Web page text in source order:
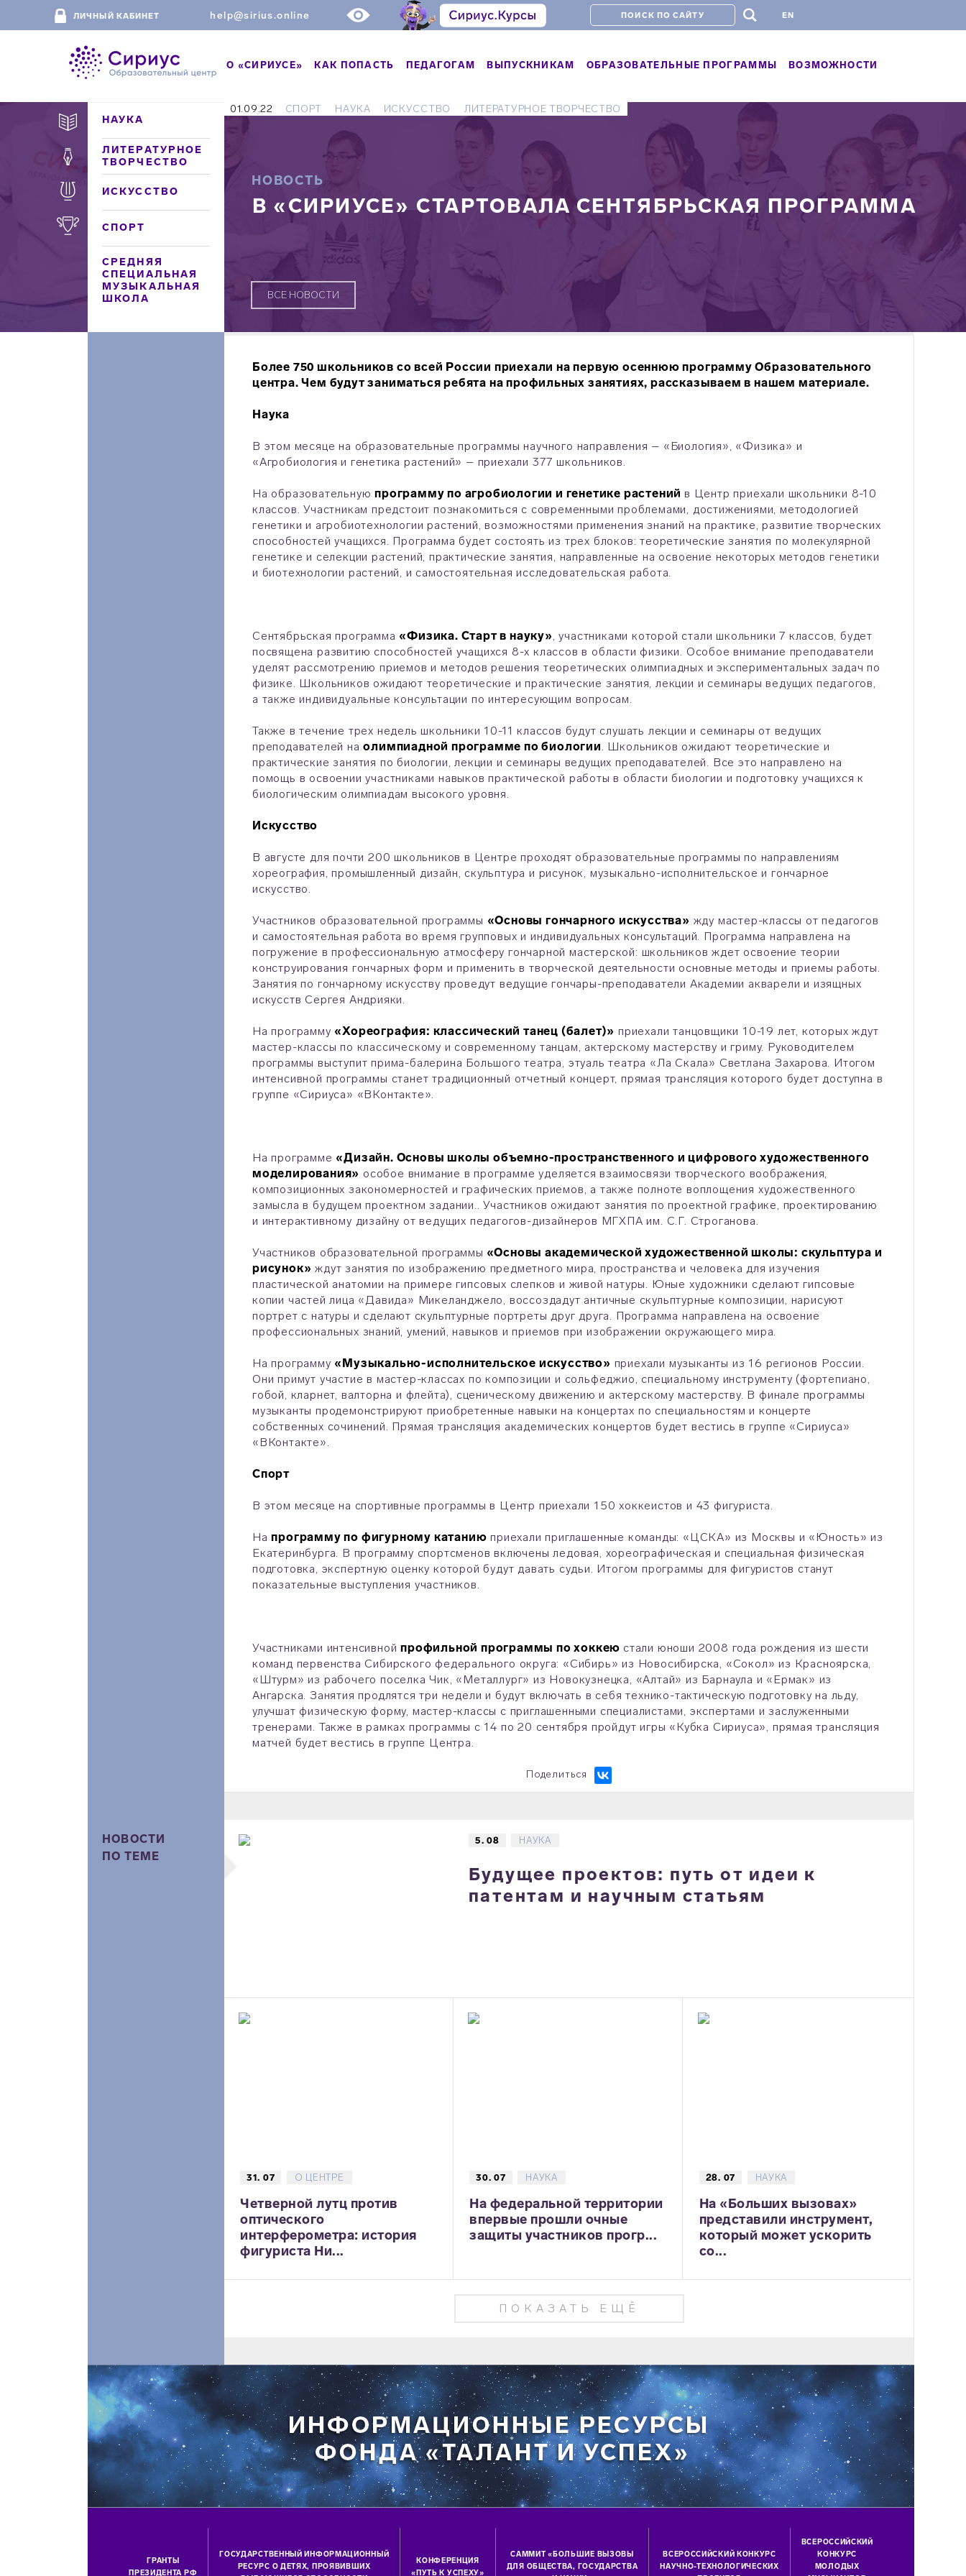
ЛИЧНЫЙ КАБИНЕТ help@sirius.online # EN
О «СИРИУСЕ» КАК ПОПАСТЬ ПЕДАГОГАМ ВЫПУСКНИКАМ ОБРАЗОВАТЕЛЬНЫЕ ПРОГРАММЫ ВОЗМОЖНОСТИ
НАУКА
ЛИТЕРАТУРНОЕ
ТВОРЧЕСТВО
ИСКУССТВО
СПОРТ
СРЕДНЯЯ
СПЕЦИАЛЬНАЯ
МУЗЫКАЛЬНАЯ
ШКОЛА
01.09.22 СПОРТ НАУКА ИСКУССТВО ЛИТЕРАТУРНОЕ ТВОРЧЕСТВО
НОВОСТЬ
В «СИРИУСЕ» СТАРТОВАЛА СЕНТЯБРЬСКАЯ ПРОГРАММА
ВСЕ НОВОСТИ
Более 750 школьников со всей России приехали на первую осеннюю программу Образовательного
центра. Чем будут заниматься ребята на профильных занятиях, рассказываем в нашем материале.
Наука
В этом месяце на образовательные программы научного направления – «Биология», «Физика» и
«Агробиология и генетика растений» – приехали 377 школьников.
На образовательнуюпрограмму по агробиологии и генетике растенийв Центр приехали школьники 8-10
классов. Участникам предстоит познакомиться с современными проблемами, достижениями, методологией
генетики и агробиотехнологии растений, возможностями применения знаний на практике, развитие творческих
способностей учащихся. Программа будет состоять из трех блоков: теоретические занятия по молекулярной
генетике и селекции растений, практические занятия, направленные на освоение некоторых методов генетики
и биотехнологии растений, и самостоятельная исследовательская работа.
Сентябрьская программа «Физика. Старт в науку», участниками которой стали школьники 7 классов, будет
посвящена развитию способностей учащихся 8-х классов в области физики. Особое внимание преподаватели
уделят рассмотрению приемов и методов решения теоретических олимпиадных и экспериментальных задач по
физике. Школьников ожидают теоретические и практические занятия, лекции и семинары ведущих педагогов,
а также индивидуальные консультации по интересующим вопросам.
Также в течение трех недель школьники 10-11 классов будут слушать лекции и семинары от ведущих
преподавателей наолимпиадной программе по биологии. Школьников ожидают теоретические и
практические занятия по биологии, лекции и семинары ведущих преподавателей. Все это направлено на
помощь в освоении участниками навыков практической работы в области биологии и подготовку учащихся к
биологическим олимпиадам высокого уровня.
Искусство
В августе для почти 200 школьников в Центре проходят образовательные программы по направлениям
хореография, промышленный дизайн, скульптура и рисунок, музыкально-исполнительское и гончарное
искусство.
Участников образовательной программы «Основы гончарного искусства» жду мастер-классы от педагогов
и самостоятельная работа во время групповых и индивидуальных консультаций. Программа направлена на
погружение в профессиональную атмосферу гончарной мастерской: школьников ждет освоение теории
конструирования гончарных форм и применить в творческой деятельности основные методы и приемы работы.
Занятия по гончарному искусству проведут ведущие гончары-преподаватели Академии акварели и изящных
искусств Сергея Андрияки.
На программу «Хореография: классический танец (балет)» приехали танцовщики 10-19 лет, которых ждут
мастер-классы по классическому и современному танцам, актерскому мастерству и гриму. Руководителем
программы выступит прима-балерина Большого театра, этуаль театра «Ла Скала» Светлана Захарова. Итогом
интенсивной программы станет традиционный отчетный концерт, прямая трансляция которого будет доступна в
группе «Сириуса» «ВКонтакте».
На программе «Дизайн. Основы школы объемно-пространственного и цифрового художественного
моделирования» особое внимание в программе уделяется взаимосвязи творческого воображения,
композиционных закономерностей и графических приемов, а также полноте воплощения художественного
замысла в будущем проектном задании.. Участников ожидают занятия по проектной графике, проектированию
и интерактивному дизайну от ведущих педагогов-дизайнеров МГХПА им. С.Г. Строганова.
Участников образовательной программы «Основы академической художественной школы: скульптура и
рисунок» ждут занятия по изображению предметного мира, пространства и человека для изучения
пластической анатомии на примере гипсовых слепков и живой натуры. Юные художники сделают гипсовые
копии частей лица «Давида» Микеланджело, воссоздадут античные скульптурные композиции, нарисуют
портрет с натуры и сделают скульптурные портреты друг друга. Программа направлена на освоение
профессиональных знаний, умений, навыков и приемов при изображении окружающего мира.
На программу «Музыкально-исполнительское искусство» приехали музыканты из 16 регионов России.
Они примут участие в мастер-классах по композиции и сольфеджио, специальному инструменту (фортепиано,
гобой, кларнет, валторна и флейта), сценическому движению и актерскому мастерству. В финале программы
музыканты продемонстрируют приобретенные навыки на концертах по специальностям и концерте
собственных сочинений. Прямая трансляция академических концертов будет вестись в группе «Сириуса»
«ВКонтакте».
Спорт
В этом месяце на спортивные программы в Центр приехали 150 хоккеистов и 43 фигуриста.
Напрограмму по фигурному катанию приехали приглашенные команды: «ЦСКА» из Москвы и «Юность» из
Екатеринбурга. В программу спортсменов включены ледовая, хореографическая и специальная физическая
подготовка, экспертную оценку которой будут давать судьи. Итогом программы для фигуристов станут
показательные выступления участников.
Участниками интенсивнойпрофильной программы по хоккею стали юноши 2008 года рождения из шести
команд первенства Сибирского федерального округа: «Сибирь» из Новосибирска, «Сокол» из Красноярска,
«Штурм» из рабочего поселка Чик, «Металлург» из Новокузнецка, «Алтай» из Барнаула и «Ермак» из
Ангарска. Занятия продлятся три недели и будут включать в себя технико-тактическую подготовку на льду,
улучшат физическую форму, мастер-классы с приглашенными специалистами, экспертами и заслуженными
тренерами. Также в рамках программы с 14 по 20 сентября пройдут игры «Кубка Сириуса», прямая трансляция
матчей будет вестись в группе Центра.
Поделиться
НОВОСТИ
ПО ТЕМЕ
5. 08 НАУКА
Будущее проектов: путь от идеи к
патентам и научным статьям
31. 07 О ЦЕНТРЕ
Четверной лутц против
оптического
интерферометра: история
фигуриста Ни...
30. 07 НАУКА
На федеральной территории
впервые прошли очные
защиты участников прогр...
28. 07 НАУКА
На «Больших вызовах»
представили инструмент,
который может ускорить
со...
ПОКАЗАТЬ ЕЩЁ
ГРАНТЫ
ПРЕЗИДЕНТА РФ
ГОСУДАРСТВЕННЫЙ ИНФОРМАЦИОННЫЙ
РЕСУРС О ДЕТЯХ, ПРОЯВИВШИХ
КОНФЕРЕНЦИЯ
«ПУТЬ К УСПЕХУ»
САММИТ «БОЛЬШИЕ ВЫЗОВЫ
ДЛЯ ОБЩЕСТВА, ГОСУДАРСТВА
ВСЕРОССИЙСКИЙ КОНКУРС
НАУЧНО-ТЕХНОЛОГИЧЕСКИХ
ВСЕРОССИЙСКИЙ
КОНКУРС
МОЛОДЫХ